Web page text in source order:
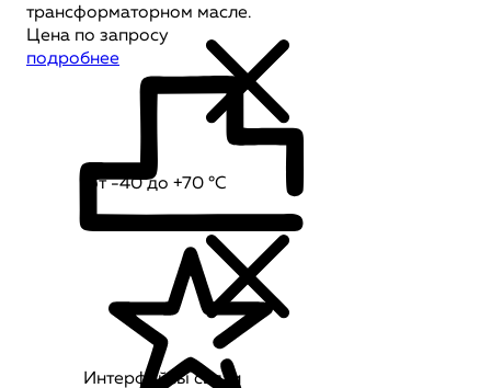
трансформаторном масле.
Цена по запросу
подробнее
от -40 до +70 °C
Интерфейсы связи